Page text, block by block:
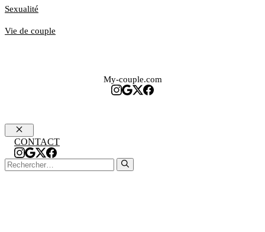
Sexualité
Vie de couple
My-couple.com
Fermer
CONTACT
Rechercher :